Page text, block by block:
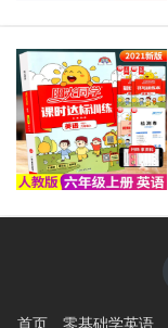
首页 零基础学英语